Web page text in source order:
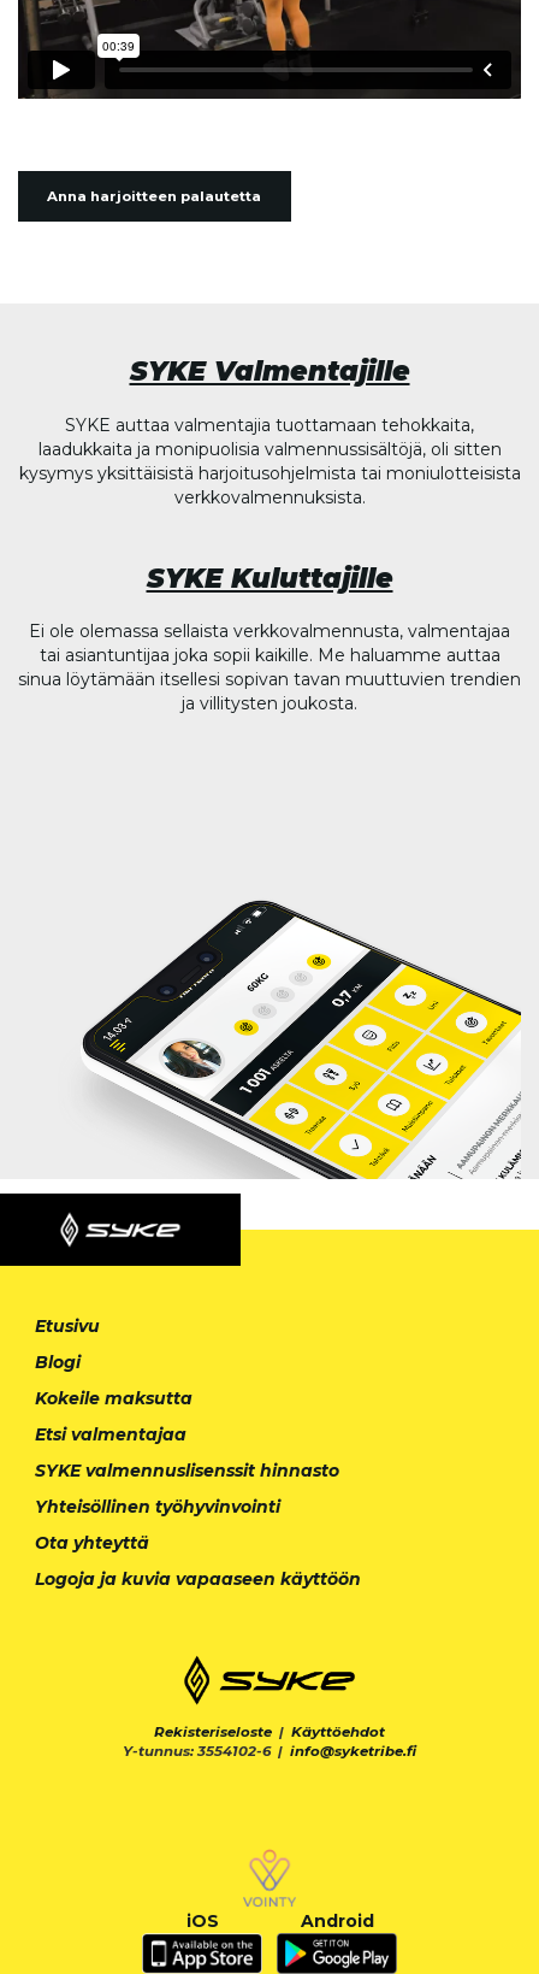
Anna harjoitteen palautetta
SYKE Valmentajille
SYKE auttaa valmentajia tuottamaan tehokkaita,
laadukkaita ja monipuolisia valmennussisältöjä, oli sitten
kysymys yksittäisistä harjoitusohjelmista tai moniulotteisista
verkkovalmennuksista.
SYKE Kuluttajille
Ei ole olemassa sellaista verkkovalmennusta, valmentajaa
tai asiantuntijaa joka sopii kaikille. Me haluamme auttaa
sinua löytämään itsellesi sopivan tavan muuttuvien trendien
ja villitysten joukosta.
Etusivu
Blogi
Kokeile maksutta
Etsi valmentajaa
SYKE valmennuslisenssit hinnasto
Yhteisöllinen työhyvinvointi
Ota yhteyttä
Logoja ja kuvia vapaaseen käyttöön
Rekisteriseloste | Käyttöehdot
Y-tunnus: 3554102-6 | info@syketribe.fi
iOS Android